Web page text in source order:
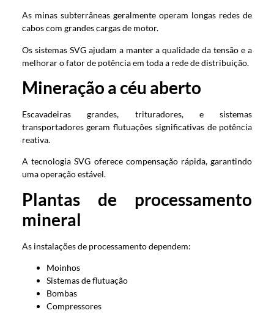
As minas subterrâneas geralmente operam longas redes de
cabos com grandes cargas de motor.
Os sistemas SVG ajudam a manter a qualidade da tensão e a
melhorar o fator de potência em toda a rede de distribuição.
Mineração a céu aberto
Escavadeiras grandes, trituradores, e sistemas
transportadores geram flutuações significativas de potência
reativa.
A tecnologia SVG oferece compensação rápida, garantindo
uma operação estável.
Plantas de processamento
mineral
As instalações de processamento dependem:
Moinhos
Sistemas de flutuação
Bombas
Compressores